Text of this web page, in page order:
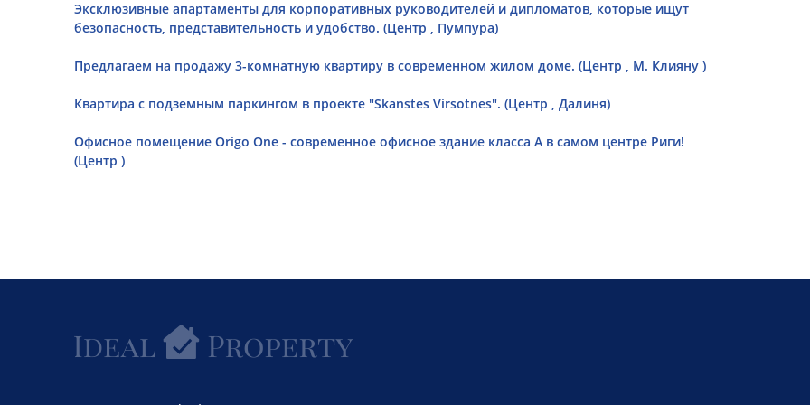
Эксклюзивные апартаменты для корпоративных руководителей и дипломатов, которые ищут
безопасность, представительность и удобство. (Центр , Пумпура)
Предлагаем на продажу 3-комнатную квартиру в современном жилом доме. (Центр , М. Клияну )
Квартира с подземным паркингом в проекте "Skanstes Virsotnes". (Центр , Далиня)
Офисное помещение Origo One - современное офисное здание класса А в самом центре Риги!
(Центр )